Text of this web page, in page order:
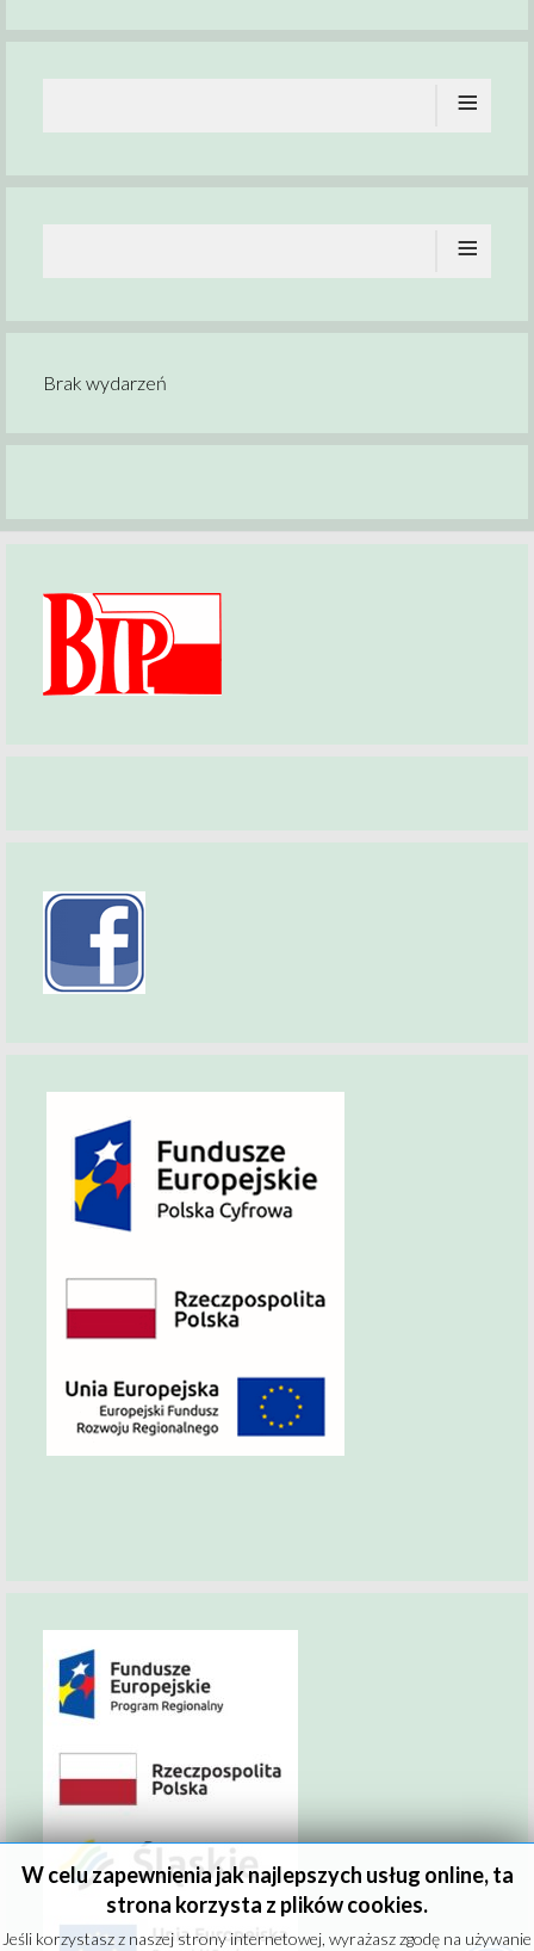
≡
≡
Brak wydarzeń
W celu zapewnienia jak najlepszych usług online, ta
strona korzysta z plików cookies.
Jeśli korzystasz z naszej strony internetowej, wyrażasz zgodę na używanie